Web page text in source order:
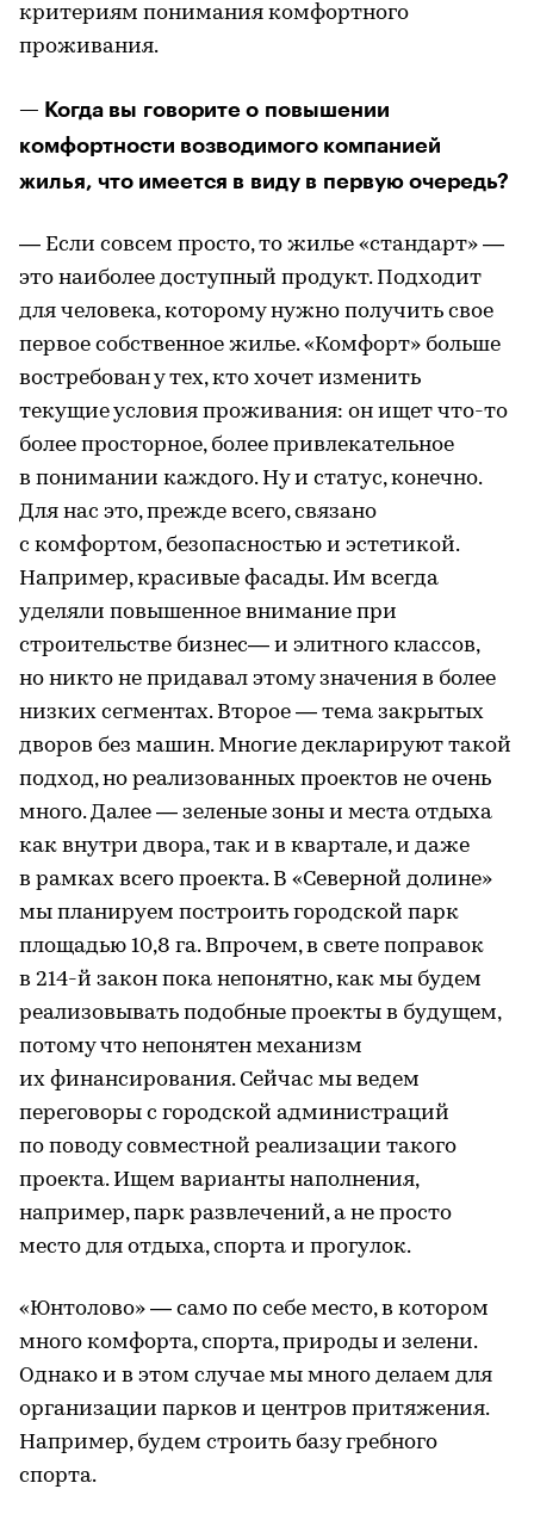
критериям понимания комфортного
проживания.
— Когда вы говорите о повышении
комфортности возводимого компанией
жилья, что имеется в виду в первую очередь?
— Если совсем просто, то жилье «стандарт» —
это наиболее доступный продукт. Подходит
для человека, которому нужно получить свое
первое собственное жилье. «Комфорт» больше
востребован у тех, кто хочет изменить
текущие условия проживания: он ищет что-то
более просторное, более привлекательное
в понимании каждого. Ну и статус, конечно.
Для нас это, прежде всего, связано
с комфортом, безопасностью и эстетикой.
Например, красивые фасады. Им всегда
уделяли повышенное внимание при
строительстве бизнес— и элитного классов,
но никто не придавал этому значения в более
низких сегментах. Второе — тема закрытых
дворов без машин. Многие декларируют такой
подход, но реализованных проектов не очень
много. Далее — зеленые зоны и места отдыха
как внутри двора, так и в квартале, и даже
в рамках всего проекта. В «Северной долине»
мы планируем построить городской парк
площадью 10,8 га. Впрочем, в свете поправок
в 214-й закон пока непонятно, как мы будем
реализовывать подобные проекты в будущем,
потому что непонятен механизм
их финансирования. Сейчас мы ведем
переговоры с городской администраций
по поводу совместной реализации такого
проекта. Ищем варианты наполнения,
например, парк развлечений, а не просто
место для отдыха, спорта и прогулок.
«Юнтолово» — само по себе место, в котором
много комфорта, спорта, природы и зелени.
Однако и в этом случае мы много делаем для
организации парков и центров притяжения.
Например, будем строить базу гребного
спорта.